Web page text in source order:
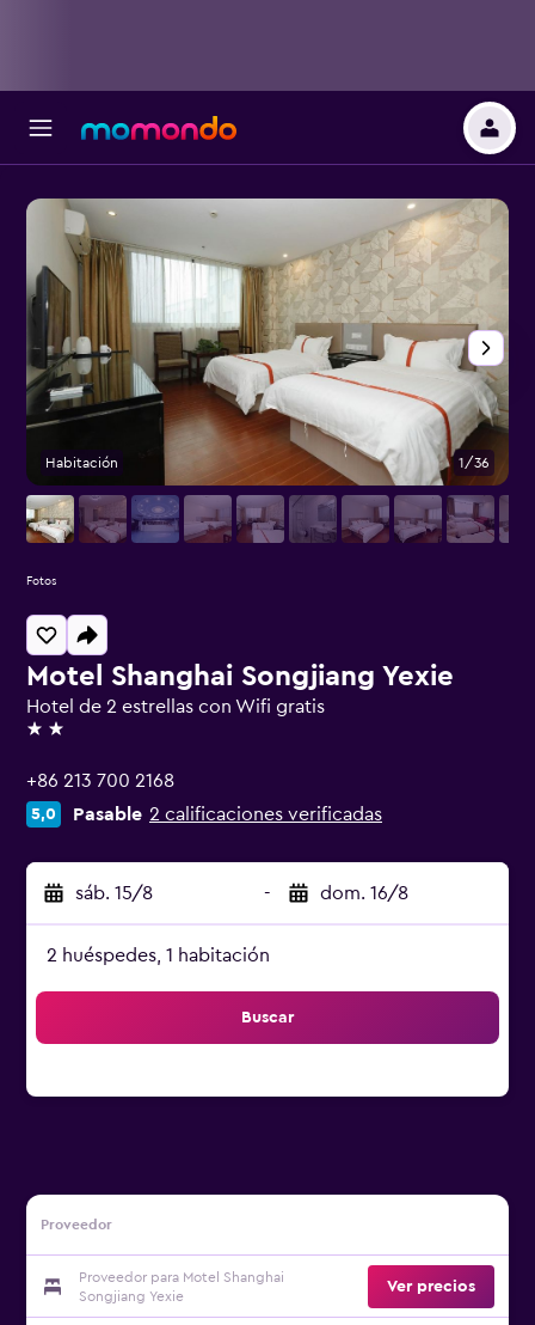
Motel Shanghai Songjiang Yexie
Hotel de 2 estrellas con Wifi gratis
2 estrellas
+86 213 700 2168
5,0 Pasable 2 calificaciones verificadas
sáb. 15/8 - dom. 16/8
2 huéspedes, 1 habitación
Buscar
Proveedor
Proveedor para Motel Shanghai
Songjiang Yexie
Ver precios
Habitación 1/36
Fotos